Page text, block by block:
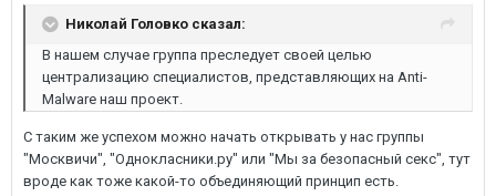
Николай Головко сказал:
В нашем случае группа преследует своей целью
централизацию специалистов, представляющих на Anti-
Malware наш проект.
С таким же успехом можно начать открывать у нас группы
"Москвичи", "Однокласники.ру" или "Мы за безопасный секс", тут
вроде как тоже какой-то объединяющий принцип есть.